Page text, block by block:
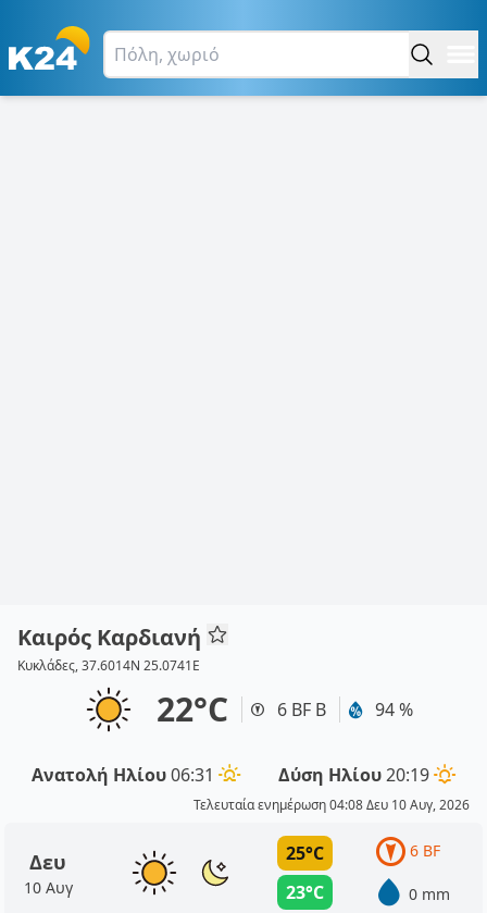
Καιρός Καρδιανή
Κυκλάδες, 37.6014N 25.0741E
22°C 6 BF Β 94 %
Ανατολή Ηλίου06:31 Δύση Ηλίου20:19
Τελευταία ενημέρωση 04:08 Δευ 10 Αυγ, 2026
Δευ
10 Αυγ
25°C
23°C
6 BF
0 mm